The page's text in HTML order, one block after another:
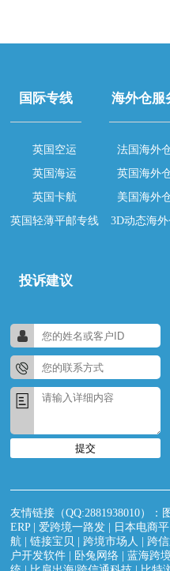
国际专线
英国空运
英国海运
英国卡航
英国轻薄平邮专线
海外仓服
法国海外
英国海外
美国海外
3D动态海外
投诉建议
提交
友情链接（QQ:2881938010）：
ERP|爱跨境一路发 日本电商
航 |链接宝贝 |跨境市场人 |跨
户开发软件
卧兔网络 |蓝海跨